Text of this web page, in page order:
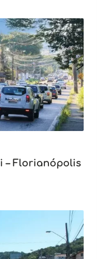
– Florianópolis